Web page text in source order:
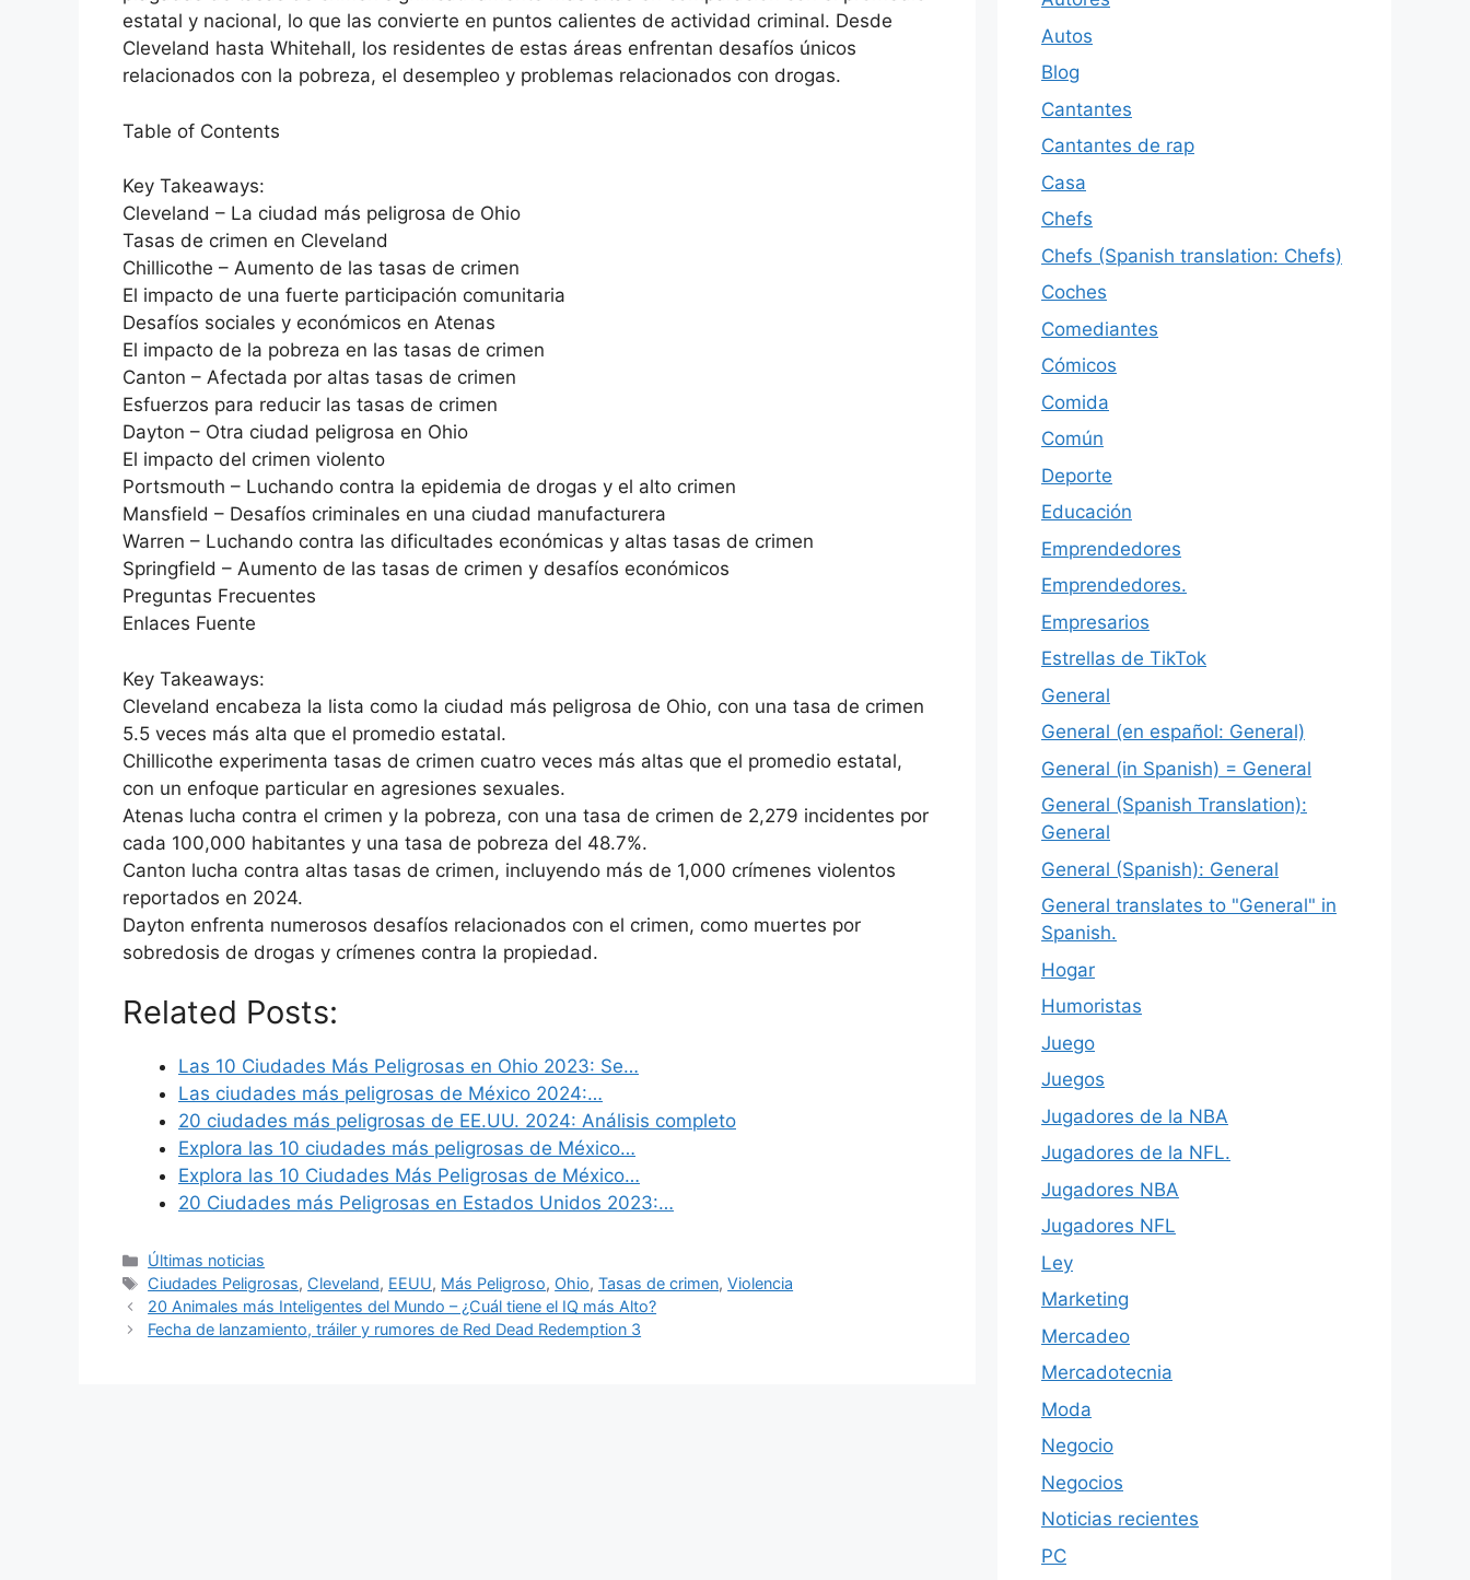
estatal y nacional, lo que las convierte en puntos calientes de actividad criminal. Desde
Cleveland hasta Whitehall, los residentes de estas áreas enfrentan desafíos únicos
relacionados con la pobreza, el desempleo y problemas relacionados con drogas.
Table of Contents
Key Takeaways:
Cleveland – La ciudad más peligrosa de Ohio
Tasas de crimen en Cleveland
Chillicothe – Aumento de las tasas de crimen
El impacto de una fuerte participación comunitaria
Desafíos sociales y económicos en Atenas
El impacto de la pobreza en las tasas de crimen
Canton – Afectada por altas tasas de crimen
Esfuerzos para reducir las tasas de crimen
Dayton – Otra ciudad peligrosa en Ohio
El impacto del crimen violento
Portsmouth – Luchando contra la epidemia de drogas y el alto crimen
Mansfield – Desafíos criminales en una ciudad manufacturera
Warren – Luchando contra las dificultades económicas y altas tasas de crimen
Springfield – Aumento de las tasas de crimen y desafíos económicos
Preguntas Frecuentes
Enlaces Fuente
Key Takeaways:
Cleveland encabeza la lista como la ciudad más peligrosa de Ohio, con una tasa de crimen
5.5 veces más alta que el promedio estatal.
Chillicothe experimenta tasas de crimen cuatro veces más altas que el promedio estatal,
con un enfoque particular en agresiones sexuales.
Atenas lucha contra el crimen y la pobreza, con una tasa de crimen de 2,279 incidentes por
cada 100,000 habitantes y una tasa de pobreza del 48.7%.
Canton lucha contra altas tasas de crimen, incluyendo más de 1,000 crímenes violentos
reportados en 2024.
Dayton enfrenta numerosos desafíos relacionados con el crimen, como muertes por
sobredosis de drogas y crímenes contra la propiedad.
Related Posts:
Las 10 Ciudades Más Peligrosas en Ohio 2023: Se…
Las ciudades más peligrosas de México 2024:…
20 ciudades más peligrosas de EE.UU. 2024: Análisis completo
Explora las 10 ciudades más peligrosas de México…
Explora las 10 Ciudades Más Peligrosas de México…
20 Ciudades más Peligrosas en Estados Unidos 2023:…
Categories
Últimas noticias
Tags
Ciudades Peligrosas, Cleveland, EEUU, Más Peligroso, Ohio,Tasas de crimen,Violencia
20 Animales más Inteligentes del Mundo – ¿Cuál tiene el IQ más Alto?
Fecha de lanzamiento, tráiler y rumores de Red Dead Redemption 3
Autos
Blog
Cantantes
Cantantes de rap
Casa
Chefs
Chefs (Spanish translation: Chefs)
Coches
Comediantes
Cómicos
Comida
Común
Deporte
Educación
Emprendedores
Emprendedores.
Empresarios
Estrellas de TikTok
General
General (en español: General)
General (in Spanish) = General
General (Spanish Translation):
General
General (Spanish): General
General translates to "General" in
Spanish.
Hogar
Humoristas
Juego
Juegos
Jugadores de la NBA
Jugadores de la NFL.
Jugadores NBA
Jugadores NFL
Ley
Marketing
Mercadeo
Mercadotecnia
Moda
Negocio
Negocios
Noticias recientes
PC